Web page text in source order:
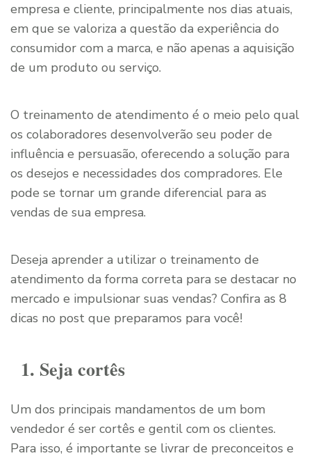
empresa e cliente, principalmente nos dias atuais,
em que se valoriza a questão da experiência do
consumidor com a marca, e não apenas a aquisição
de um produto ou serviço.
O treinamento de atendimento é o meio pelo qual
os colaboradores desenvolverão seu poder de
influência e persuasão, oferecendo a solução para
os desejos e necessidades dos compradores. Ele
pode se tornar um grande diferencial para as
vendas de sua empresa.
Deseja aprender a utilizar o treinamento de
atendimento da forma correta para se destacar no
mercado e impulsionar suas vendas? Confira as 8
dicas no post que preparamos para você!
1. Seja cortês
Um dos principais mandamentos de um bom
vendedor é ser cortês e gentil com os clientes.
Para isso, é importante se livrar de preconceitos e